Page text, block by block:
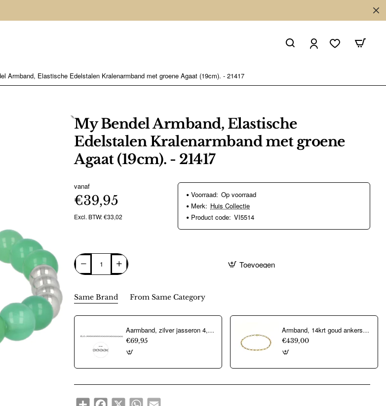
Armband, Elastische Edelstalen Kralenarmband met groene Agaat (19cm). - 21417
My Bendel Armband, Elastische
Edelstalen Kralenarmband met groene
Agaat (19cm). - 21417
vanaf
€39,95
Excl. BTW: €33,02
Voorraad: Op voorraad
Merk: Huis Collectie
Product code: VI5514
Toevoegen
Same Brand From Same Category
Aarmband, zilver jasseron 4,5mm. (lengte 18cm.) - 10274
€69,95
Armband, 14krt goud ankerschakel (lengte: 18,5cm.) - 22326
€439,00
ShareFacebook
X WhatsAppEmail